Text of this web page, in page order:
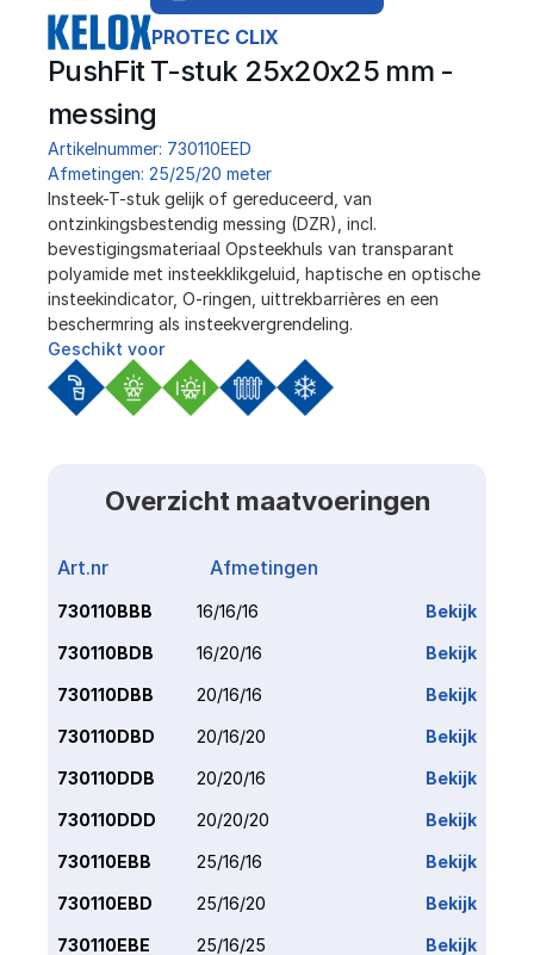
PROTEC CLIX
PushFit T-stuk 25x20x25 mm -
messing
Artikelnummer: 730110EED
Afmetingen: 25/25/20 meter
﻿Insteek-T-stuk gelijk of gereduceerd, van
ontzinkingsbestendig messing (DZR), incl.
bevestigingsmateriaal Opsteekhuls van transparant
polyamide met insteekklikgeluid, haptische en optische
insteekindicator, O-ringen, uittrekbarrières en een
beschermring als insteekvergrendeling.
Geschikt voor
Overzicht maatvoeringen
Art.nr Afmetingen
730110BBB 16/16/16 Bekijk
730110BDB 16/20/16 Bekijk
730110DBB 20/16/16 Bekijk
730110DBD 20/16/20 Bekijk
730110DDB 20/20/16 Bekijk
730110DDD 20/20/20 Bekijk
730110EBB 25/16/16 Bekijk
730110EBD 25/16/20 Bekijk
730110EBE 25/16/25 Bekijk